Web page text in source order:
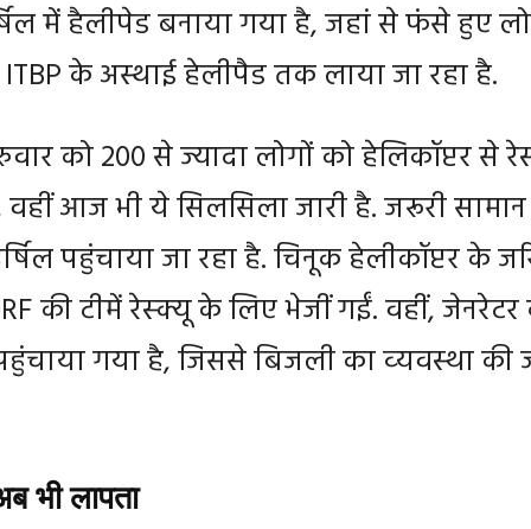
में हैलीपेड बनाया गया है, जहां से फंसे हुए
के अस्थाई हेलीपैड तक लाया जा रहा है.
को 200 से ज्यादा लोगों को हेलिकॉप्टर से
आज भी ये सिलसिला जारी है. जरूरी
पहुंचाया जा रहा है. चिनूक हेलीकॉप्टर के
की टीमें रेस्क्यू के लिए भेजीं गईं. वहीं, जेनरेटर
गया है, जिससे बिजली का व्‍यवस्‍था की
भी लापता